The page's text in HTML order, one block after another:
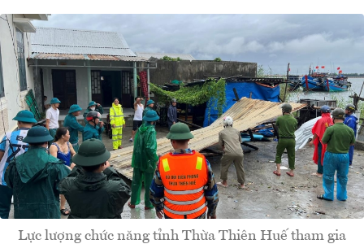
Lực lượng chức năng tỉnh Thừa Thiên Huế tham gia